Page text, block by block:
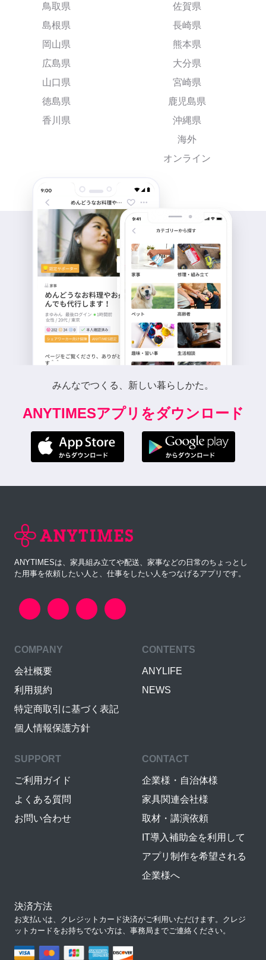
鳥取県
島根県
岡山県
広島県
山口県
徳島県
香川県
佐賀県
長崎県
熊本県
大分県
宮崎県
鹿児島県
沖縄県
海外
オンライン
みんなでつくる、新しい暮らしかた。
ANYTIMESアプリをダウンロード
ANYTIMESは、家具組み立てや配送、家事などの日常のちょっとし
た用事を依頼したい人と、仕事をしたい人をつなげるアプリです。
COMPANY
会社概要
利用規約
特定商取引に基づく表記
個人情報保護方針
CONTENTS
ANYLIFE
NEWS
SUPPORT
ご利用ガイド
よくある質問
お問い合わせ
CONTACT
企業様・自治体様
家具関連会社様
取材・講演依頼
IT導入補助金を利用して
アプリ制作を希望される
企業様へ
決済方法
お支払いは、クレジットカード決済がご利用いただけます。クレジ
ットカードをお持ちでない方は、事務局までご連絡ください。